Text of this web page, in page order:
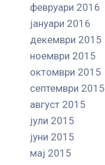
февруари 2016
јануари 2016
декември 2015
ноември 2015
октомври 2015
септември 2015
август 2015
јули 2015
јуни 2015
мај 2015